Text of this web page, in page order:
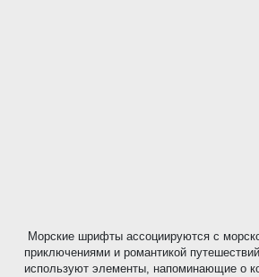
Морские шрифты ассоциируются с
приключениями и романтикой
используют элементы, напоминающие о